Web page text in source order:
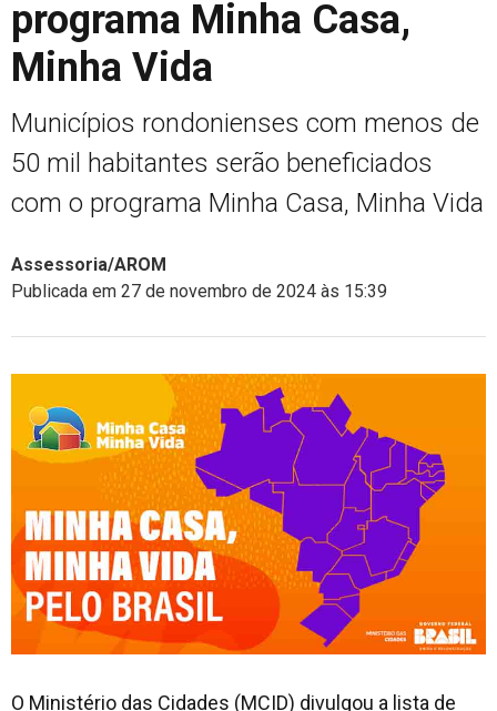
programa Minha Casa,
Minha Vida
Municípios rondonienses com menos de
50 mil habitantes serão beneficiados
com o programa Minha Casa, Minha Vida
Assessoria/AROM
Publicada em 27 de novembro de 2024 às 15:39
O Ministério das Cidades (MCID) divulgou a lista de